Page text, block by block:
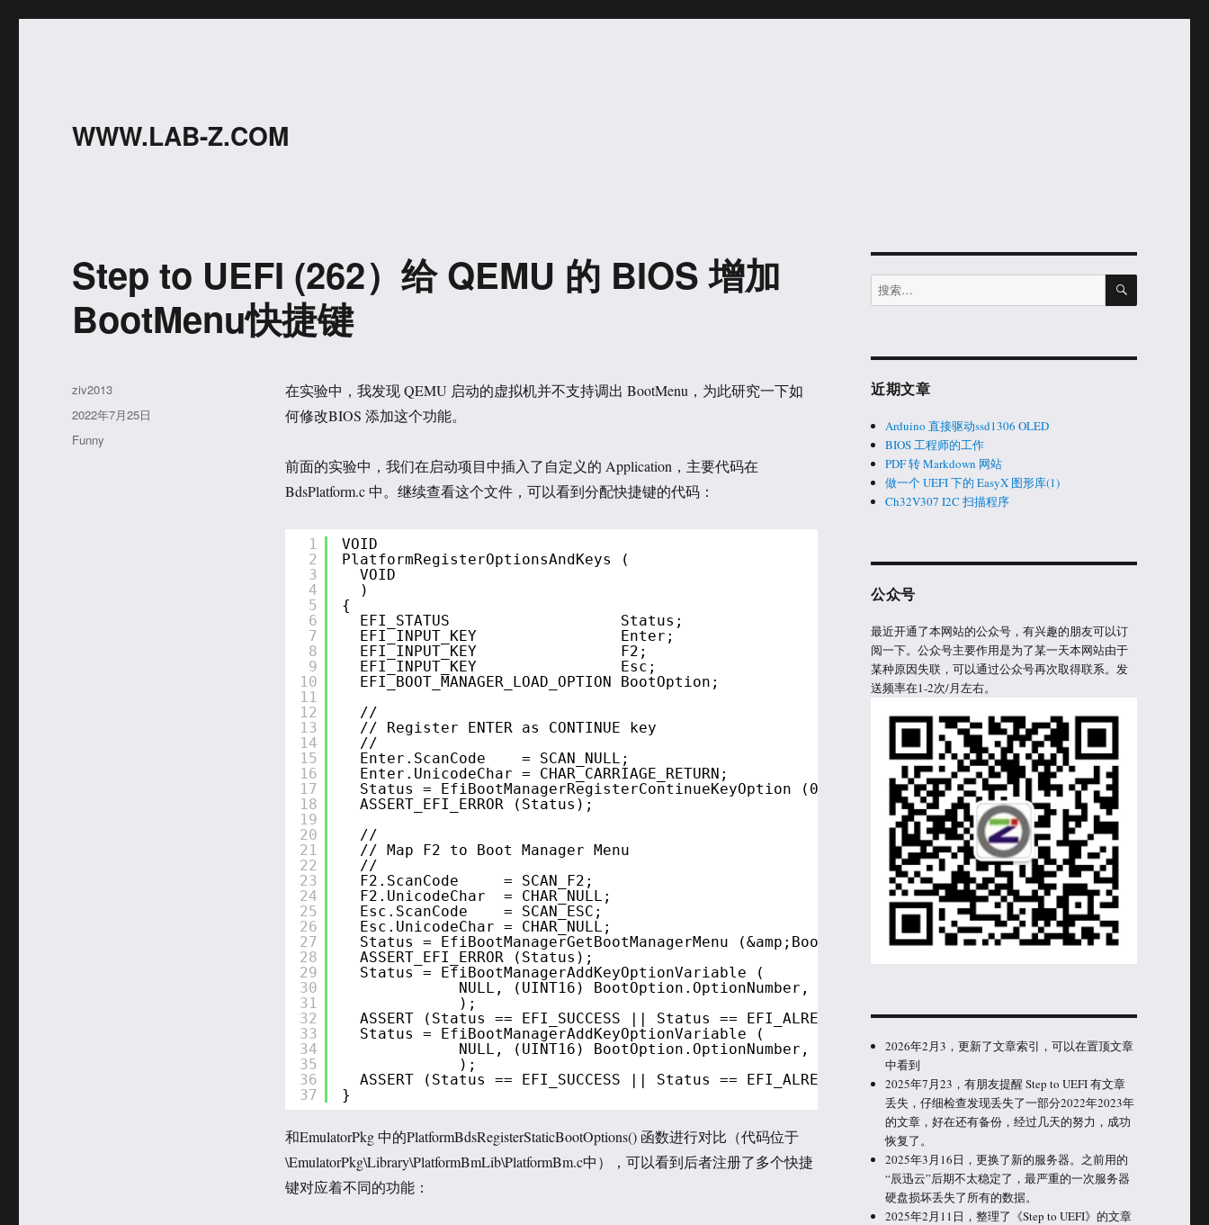
WWW.LAB-Z.COM
Step to UEFI (262）给 QEMU 的 BIOS 增加
BootMenu快捷键
在实验中，我发现 QEMU 启动的虚拟机并不支持调出 BootMenu，为此研究一下如
何修改BIOS 添加这个功能。
前面的实验中，我们在启动项目中插入了自定义的 Application，主要代码在
BdsPlatform.c 中。继续查看这个文件，可以看到分配快捷键的代码：
1
2
3
4
5
6
7
8
9
10
11
12
13
14
15
16
17
18
19
20
21
22
23
24
25
26
27
28
29
30
31
32
33
34
35
36
37
VOID
PlatformRegisterOptionsAndKeys (
VOID
)
{
EFI_STATUS                   Status;
EFI_INPUT_KEY                Enter;
EFI_INPUT_KEY                F2;
EFI_INPUT_KEY                Esc;
EFI_BOOT_MANAGER_LOAD_OPTION BootOption;
//
// Register ENTER as CONTINUE key
//
Enter.ScanCode    = SCAN_NULL;
Enter.UnicodeChar = CHAR_CARRIAGE_RETURN;
Status = EfiBootManagerRegisterContinueKeyOption (0, &amp;Enter, NULL);
ASSERT_EFI_ERROR (Status);
//
// Map F2 to Boot Manager Menu
//
F2.ScanCode     = SCAN_F2;
F2.UnicodeChar  = CHAR_NULL;
Esc.ScanCode    = SCAN_ESC;
Esc.UnicodeChar = CHAR_NULL;
Status = EfiBootManagerGetBootManagerMenu (&amp;BootOption);
ASSERT_EFI_ERROR (Status);
Status = EfiBootManagerAddKeyOptionVariable (
NULL, (UINT16) BootOption.OptionNumber, 0, &amp;F2, NULL
);
ASSERT (Status == EFI_SUCCESS || Status == EFI_ALREADY_STARTED);
Status = EfiBootManagerAddKeyOptionVariable (
NULL, (UINT16) BootOption.OptionNumber, 0, &amp;Esc, NULL
);
ASSERT (Status == EFI_SUCCESS || Status == EFI_ALREADY_STARTED);
}
和EmulatorPkg 中的PlatformBdsRegisterStaticBootOptions() 函数进行对比（代码位于
\EmulatorPkg\Library\PlatformBmLib\PlatformBm.c中），可以看到后者注册了多个快捷
键对应着不同的功能：
作
者
ziv2013
发
布
2022年7月25日
分
Funny
搜
索：
搜
近期文章
Arduino 直接驱动ssd1306 OLED
BIOS 工程师的工作
PDF 转 Markdown 网站
做一个 UEFI 下的 EasyX 图形库(1)
Ch32V307 I2C 扫描程序
公众号
最近开通了本网站的公众号，有兴趣的朋友可以订
阅一下。公众号主要作用是为了某一天本网站由于
某种原因失联，可以通过公众号再次取得联系。发
送频率在1-2次/月左右。
2026年2月3，更新了文章索引，可以在置顶文章
中看到
2025年7月23，有朋友提醒 Step to UEFI 有文章
丢失，仔细检查发现丢失了一部分2022年2023年
的文章，好在还有备份，经过几天的努力，成功
恢复了。
2025年3月16日，更换了新的服务器。之前用的
“辰迅云”后期不太稳定了，最严重的一次服务器
硬盘损坏丢失了所有的数据。
2025年2月11日，整理了《Step to UEFI》的文章